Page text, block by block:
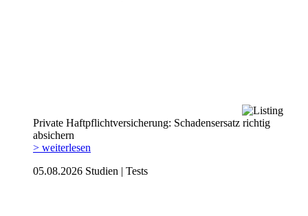
Private Haftpflicht­versicherung: Schadensersatz richtig
absichern
> weiterlesen
05.08.2026 Studien | Tests